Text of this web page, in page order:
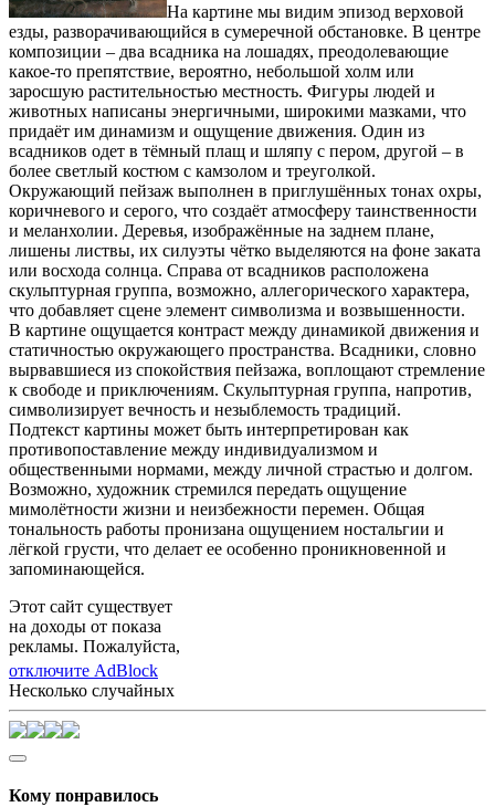
На картине мы видим эпизод верховой
езды, разворачивающийся в сумеречной обстановке. В центре
композиции – два всадника на лошадях, преодолевающие
какое-то препятствие, вероятно, небольшой холм или
заросшую растительностью местность. Фигуры людей и
животных написаны энергичными, широкими мазками, что
придаёт им динамизм и ощущение движения. Один из
всадников одет в тёмный плащ и шляпу с пером, другой – в
более светлый костюм с камзолом и треуголкой.
Окружающий пейзаж выполнен в приглушённых тонах охры,
коричневого и серого, что создаёт атмосферу таинственности
и меланхолии. Деревья, изображённые на заднем плане,
лишены листвы, их силуэты чётко выделяются на фоне заката
или восхода солнца. Справа от всадников расположена
скульптурная группа, возможно, аллегорического характера,
что добавляет сцене элемент символизма и возвышенности.
В картине ощущается контраст между динамикой движения и
статичностью окружающего пространства. Всадники, словно
вырвавшиеся из спокойствия пейзажа, воплощают стремление
к свободе и приключениям. Скульптурная группа, напротив,
символизирует вечность и незыблемость традиций.
Подтекст картины может быть интерпретирован как
противопоставление между индивидуализмом и
общественными нормами, между личной страстью и долгом.
Возможно, художник стремился передать ощущение
мимолётности жизни и неизбежности перемен. Общая
тональность работы пронизана ощущением ностальгии и
лёгкой грусти, что делает ее особенно проникновенной и
запоминающейся.
Этот сайт существует
на доходы от показа
рекламы. Пожалуйста,
отключите AdBlock
Несколько случайных
Кому понравилось